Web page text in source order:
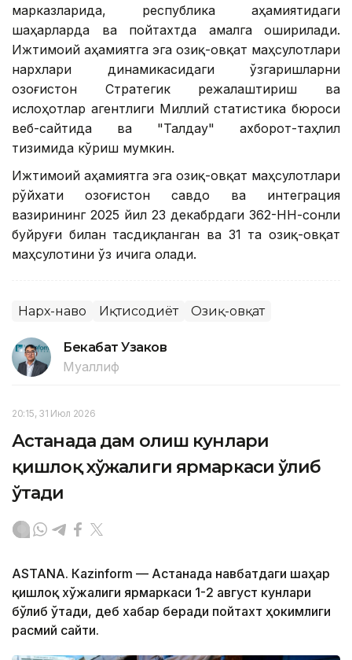
марказларида, республика аҳамиятидаги
шаҳарларда ва пойтахтда амалга оширилади.
Ижтимоий аҳамиятга эга озиқ-овқат маҳсулотлари
нархлари динамикасидаги ўзгаришларни
Қозоғистон Стратегик режалаштириш ва
ислоҳотлар агентлиги Миллий статистика бюроси
веб-сайтида ва "Талдау" ахборот-таҳлил
тизимида кўриш мумкин.
Ижтимоий аҳамиятга эга озиқ-овқат маҳсулотлари
рўйхати Қозоғистон савдо ва интеграция
вазирининг 2025 йил 23 декабрдаги 362-НН-сонли
буйруғи билан тасдиқланган ва 31 та озиқ-овқат
маҳсулотини ўз ичига олади.
Нарх-наво Иқтисодиёт Озиқ-овқат
Бекабат Узаков
Муаллиф
20:15, 31 Июл 2026
Астанада дам олиш кунлари
қишлоқ хўжалиги ярмаркаси ўлиб
ўтади
ASTANА. Кazinform — Астанада навбатдаги шаҳар
қишлоқ хўжалиги ярмаркаси 1-2 август кунлари
бўлиб ўтади, деб хабар беради пойтахт ҳокимлиги
расмий сайти.